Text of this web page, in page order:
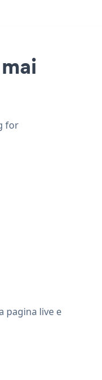
for
pagina live e